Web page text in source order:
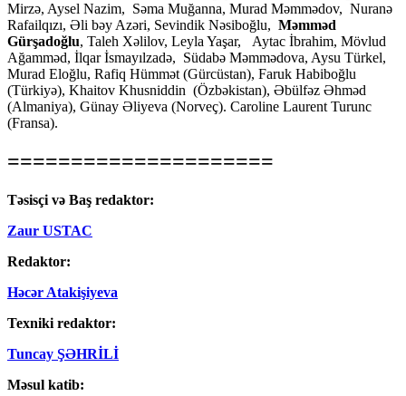
Mirzə, Aysel Nazim, Səma Muğanna, Murad Məmmədov, Nuranə
Rafailqızı, Əli bəy Azəri, Sevindik Nəsiboğlu, Məmməd
Gürşadoğlu, Taleh Xəlilov, Leyla Yaşar, Aytac İbrahim, Mövlud
Ağamməd, İlqar İsmayılzadə, Südabə Məmmədova, Aysu Türkel,
Murad Eloğlu, Rafiq Hümmət (Gürcüstan), Faruk Habiboğlu
(Türkiyə), Khaitov Khusniddin (Özbəkistan), Əbülfəz Əhməd
(Almaniya), Günay Əliyeva (Norveç). Caroline Laurent Turunc
(Fransa).
=====================
Təsisçi və Baş redaktor:
Zaur USTAC
Redaktor:
Həcər Atakişiyeva
Texniki redaktor:
Tuncay ŞƏHRİLİ
Məsul katib: